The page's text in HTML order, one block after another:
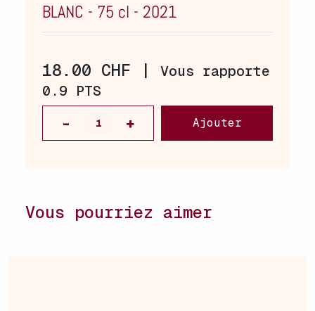
BLANC - 75 cl - 2021
18.00 CHF | Vous rapporte
0.9 PTS
Ajouter
Vous pourriez aimer